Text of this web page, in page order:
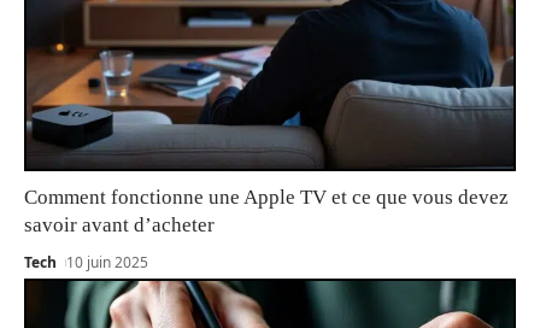
Comment fonctionne une Apple TV et ce que vous devez
savoir avant d’acheter
Tech 10 juin 2025